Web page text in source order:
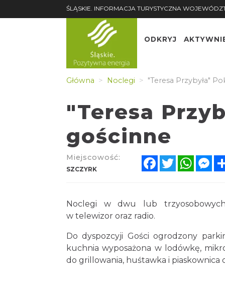
ŚLĄSKIE. INFORMACJA TURYSTYCZNA
ODKRYJ
Główna Noclegi "Teresa Przybyła"
"Teresa
gościnne
Miejscowość:
SZCZYRK
FacebookTwitter
Noclegi w dwu lub trzyosobowych
w telewizor oraz radio.
Do dyspozcyji Gości ogrodzony
kuchnia wyposażona w lodówkę,
do grillowania, huśtawka i piaskownica